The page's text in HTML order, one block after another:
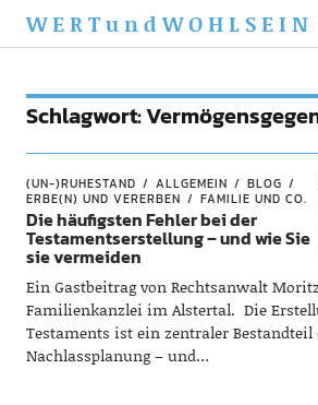
WERTundWOHLSEIN
Schlagwort:
(UN-)RUHESTAND ALLGEMEIN
BLOG
ERBE(N) UND VERERBEN
FAMILIE UND CO.
Die häufigsten Fehler bei der
Testamentserstellung – und wie Sie
sie vermeiden
Ein Gastbeitrag von Rechtsanwalt
Familienkanzlei im Alstertal. Die
Testaments ist ein zentraler Bestandteil
Nachlassplanung – und…